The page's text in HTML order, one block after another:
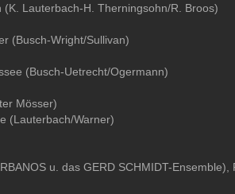
(K. Lauterbach-H. Therningsohn/R. Broos)
(Busch-Wright/Sullivan)
(Busch-Uetrecht/Ogermann)
Mösser)
(Lauterbach/Warner)
u. das GERD SCHMIDT-